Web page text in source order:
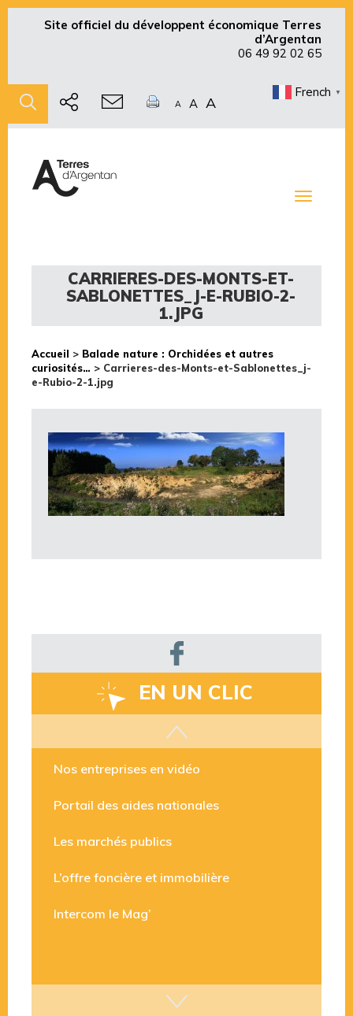
Site officiel du développent économique Terres
d’Argentan
06 49 92 02 65
A A A
French ▼
Toggle
CARRIERES-DES-MONTS-ET-
SABLONETTES_J-E-RUBIO-2-
1.JPG
Accueil > Balade nature : Orchidées et autres
curiosités… > Carrieres-des-Monts-et-Sablonettes_j-
e-Rubio-2-1.jpg
EN UN CLIC
Portail des aides nationales
Les marchés publics